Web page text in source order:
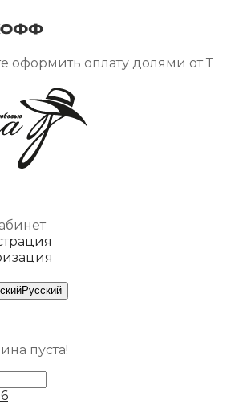
оформить оплату долями от Т
Русский
пуста!